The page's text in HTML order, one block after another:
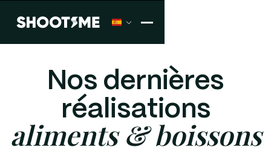
Nos dernières
réalisations
aliments & boissons